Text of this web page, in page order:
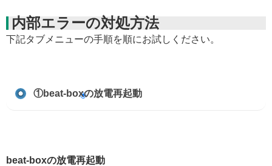
内部エラーの対処方法
下記タブメニューの手順を順にお試しください。
①beat-boxの放電再起動
beat-boxの放電再起動